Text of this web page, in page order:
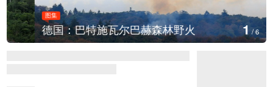
图集
德国：巴特施瓦尔巴赫森林野火 1/6